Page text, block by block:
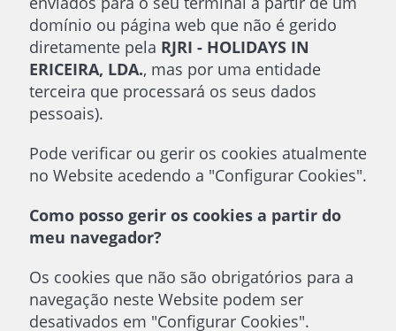
domínio ou página web que não é gerido
diretamente pela RJRI - HOLIDAYS IN
ERICEIRA, LDA., mas por uma entidade
terceira que processará os seus dados
pessoais).
Pode verificar ou gerir os cookies atualmente
no Website acedendo a "Configurar Cookies".
Como posso gerir os cookies a partir do
meu navegador?
Os cookies que não são obrigatórios para a
navegação neste Website podem ser
desativados em "Configurar Cookies".